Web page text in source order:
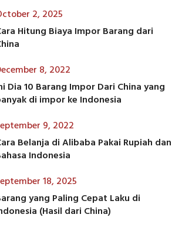
2, 2025
Hitung Biaya Impor Barang dari
8, 2022
Dia 10 Barang Impor Dari China yang
di impor ke Indonesia
9, 2022
Belanja di Alibaba Pakai Rupiah dan
Indonesia
18, 2025
yang Paling Cepat Laku di
(Hasil dari China)